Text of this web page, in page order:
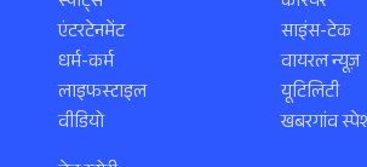
एंटरटेनमेंट
धर्म-कर्म
लाइफस्टाइल
वीडियो
साइंस-टेक
वायरल न्यूज़
यूटिलिटी
खबरगांव